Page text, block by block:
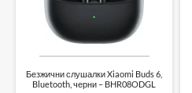
Безжични слушалки Xiaomi Buds 6,
Bluetooth, черни – BHR08ODGL